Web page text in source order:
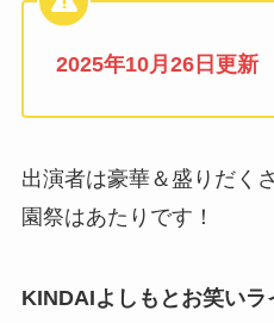
2025年10月26日更新
出演者は豪華＆盛りだく
園祭はあたりです！
KINDAIよしもとお笑いラ